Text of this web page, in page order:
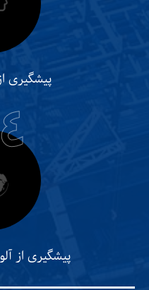
پیشگیری
پیشگیری از